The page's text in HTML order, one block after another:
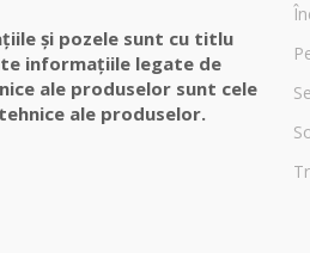
și pozele sunt cu titlu
informațiile legate de
ale produselor sunt cele
ale produselor.